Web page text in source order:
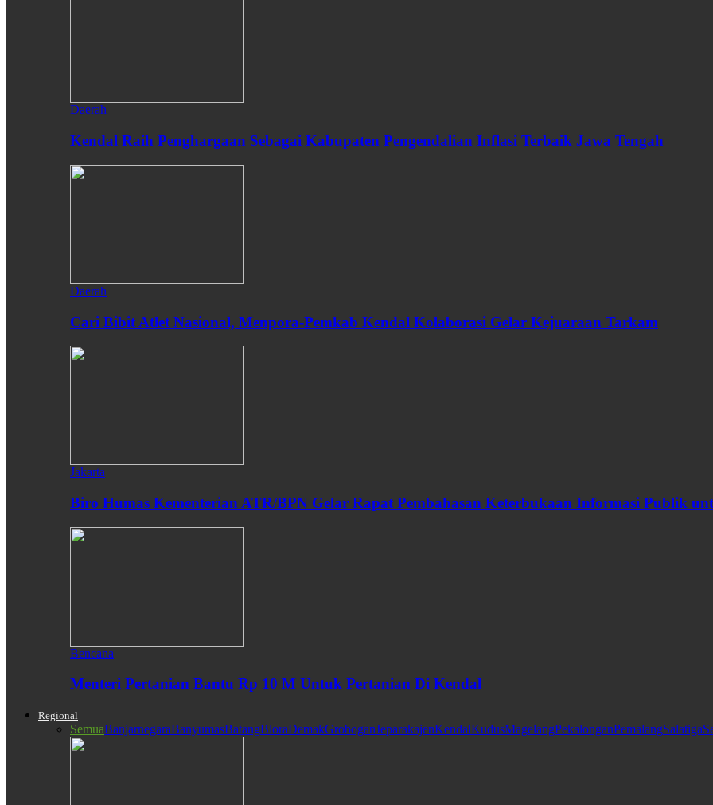
Daerah
Kendal Raih Penghargaan Sebagai Kabupaten Pengendalian Inflasi Terbaik Jawa Tengah
Daerah
Cari Bibit Atlet Nasional, Menpora-Pemkab Kendal Kolaborasi Gelar Kejuaraan Tarkam
Jakarta
Biro Humas Kementerian ATR/BPN Gelar Rapat Pembahasan Keterbukaan Informasi Publik
Bencana
Menteri Pertanian Bantu Rp 10 M Untuk Pertanian Di Kendal
Regional
SemuaBanjarnegaraBanyumasBatangBloraDemakGroboganJeparakajenKendalKudusMagelangPekalonganPemalangSalatiga